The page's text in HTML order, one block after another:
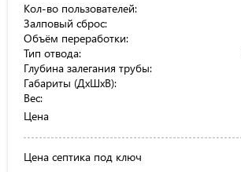
Кол-во пользователей:
Залповый сброс:
Объём переработки:
Тип отвода:
Глубина залегания трубы:
Габариты (ДхШхВ):
Вес:
Цена
Цена септика под ключ